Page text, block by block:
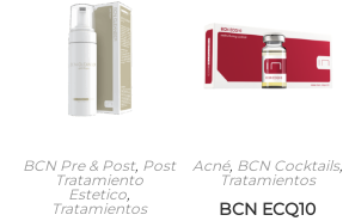
BCN Pre & Post, Post
Tratamiento
Estetico,
Tratamientos
Acné, BCN Cocktails,
Tratamientos
BCN ECQ10